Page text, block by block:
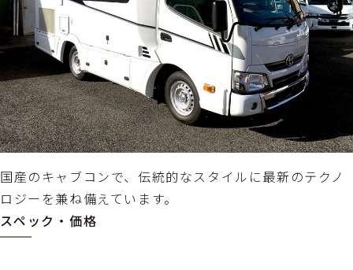
国産のキャブコンで、伝統的なスタイルに最新のテクノ
ロジーを兼ね備えています。
スペック・価格